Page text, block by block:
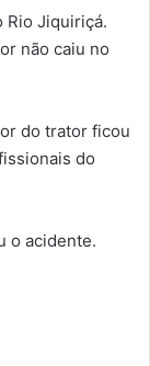
Rio Jiquiriçá.
não caiu no
do trator ficou
do
o acidente.